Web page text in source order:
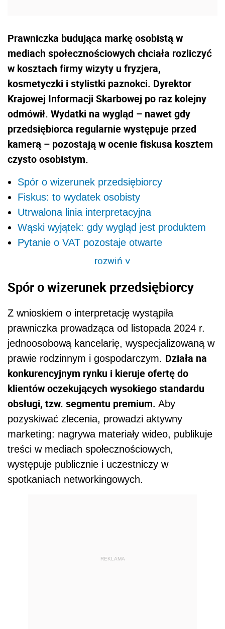
Prawniczka budująca markę osobistą w
mediach społecznościowych chciała rozliczyć
w kosztach firmy wizyty u fryzjera,
kosmetyczki i stylistki paznokci. Dyrektor
Krajowej Informacji Skarbowej po raz kolejny
odmówił. Wydatki na wygląd – nawet gdy
przedsiębiorca regularnie występuje przed
kamerą – pozostają w ocenie fiskusa kosztem
czysto osobistym.
Spór o wizerunek przedsiębiorcy
Fiskus: to wydatek osobisty
Utrwalona linia interpretacyjna
Wąski wyjątek: gdy wygląd jest produktem
Pytanie o VAT pozostaje otwarte
rozwiń>
Spór o wizerunek przedsiębiorcy
Z wnioskiem o interpretację wystąpiła
prawniczka prowadząca od listopada 2024 r.
jednoosobową kancelarię, wyspecjalizowaną w
prawie rodzinnym i gospodarczym. Działa na
konkurencyjnym rynku i kieruje ofertę do
klientów oczekujących wysokiego standardu
obsługi, tzw. segmentu premium. Aby
pozyskiwać zlecenia, prowadzi aktywny
marketing: nagrywa materiały wideo, publikuje
treści w mediach społecznościowych,
występuje publicznie i uczestniczy w
spotkaniach networkingowych.
REKLAMA